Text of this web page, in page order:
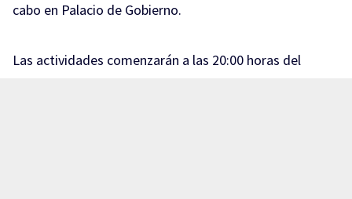
cabo en Palacio de Gobierno.
Las actividades comenzarán a las 20:00 horas del